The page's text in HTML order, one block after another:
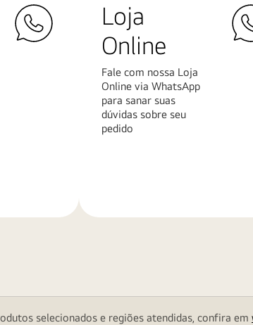
Loja
Online
Fale com nossa Loja
Online via WhatsApp
para sanar suas
dúvidas sobre seu
pedido
selecionados e regiões atendidas, confira em